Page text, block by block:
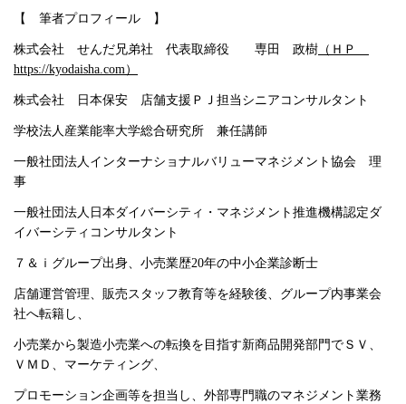
【 筆者プロフィール 】
株式会社 せんだ兄弟社 代表取締役 専田 政樹 （ＨＰ
https://kyodaisha.com）
株式会社 日本保安 店舗支援ＰＪ担当シニアコンサルタント
学校法人産業能率大学総合研究所 兼任講師
一般社団法人インターナショナルバリューマネジメント協会 理
事
一般社団法人日本ダイバーシティ・マネジメント推進機構認定ダ
イバーシティコンサルタント
７＆ｉグループ出身、小売業歴20年の中小企業診断士
店舗運営管理、販売スタッフ教育等を経験後、グループ内事業会
社へ転籍し、
小売業から製造小売業への転換を目指す新商品開発部門でＳＶ、
ＶＭＤ、マーケティング、
プロモーション企画等を担当し、外部専門職のマネジメント業務